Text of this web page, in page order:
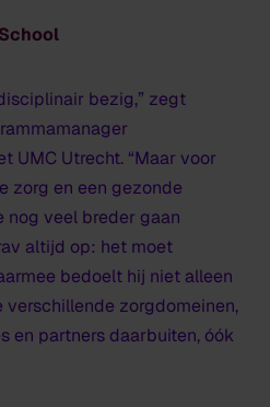
bezig,” zegt
UMC Utrecht. “Maar voor
zorg en een gezonde
nog veel breder gaan
altijd op: het moet
bedoelt hij niet alleen
verschillende zorgdomeinen,
en partners daarbuiten, óók